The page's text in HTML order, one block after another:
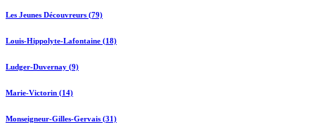
Les Jeunes Découvreurs (79)
Louis-Hippolyte-Lafontaine (18)
Ludger-Duvernay (9)
Marie-Victorin (14)
Monseigneur-Gilles-Gervais (31)